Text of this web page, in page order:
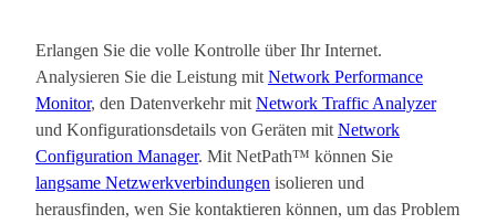
Erlangen Sie die volle Kontrolle über Ihr Internet.
Analysieren Sie die Leistung mit Network Performance
Monitor, den Datenverkehr mit Network Traffic Analyzer
und Konfigurationsdetails von Geräten mit Network
Configuration Manager. Mit NetPath™ können Sie
langsame Netzwerkverbindungen isolieren und
herausfinden, wen Sie kontaktieren können, um das Problem